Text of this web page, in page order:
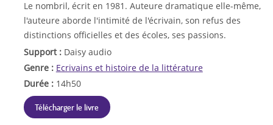
Le nombril, écrit en 1981. Auteure dramatique elle-même,
l'auteure aborde l'intimité de l'écrivain, son refus des
distinctions officielles et des écoles, ses passions.
Support : Daisy audio
Genre : Ecrivains et histoire de la littérature
Durée : 14h50
Télécharger le livre